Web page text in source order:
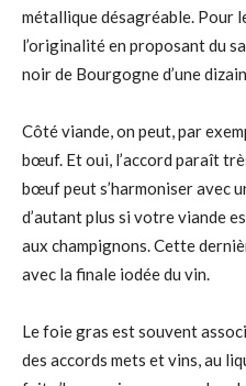
métallique désagréable. Pour
l’originalité en proposant du
noir de Bourgogne d’une
Côté viande, on peut, par
bœuf. Et oui, l’accord paraît
bœuf peut s’harmoniser avec
d’autant plus si votre viande
aux champignons. Cette
avec la finale iodée du vin.
Le foie gras est souvent
des accords mets et vins, au